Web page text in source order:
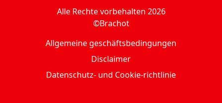
Alle Rechte vorbehalten 2026
©Brachot
Allgemeine geschäftsbedingungen
Disclaimer
Datenschutz- und Cookie-richtlinie